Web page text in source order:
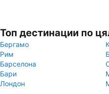
Топ дестинации по
Бергамо
Рим
Барселона
Бари
Лондон